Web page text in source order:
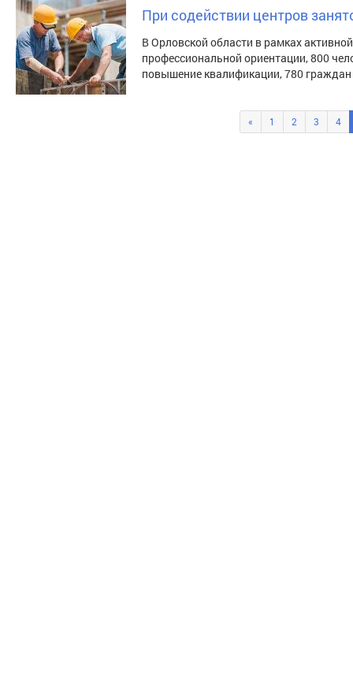
При содействии центров
В Орловской области в рамках
профессиональной ориентации, 800
повышение квалификации, 780
« 1 2 3 4